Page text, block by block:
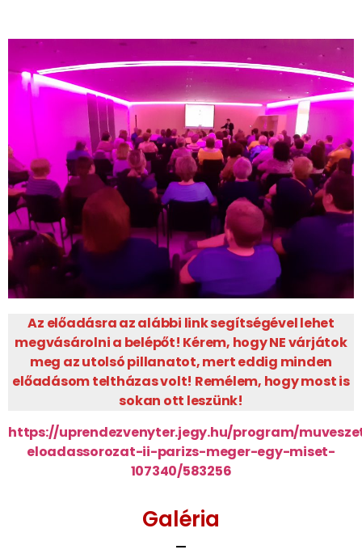
Az előadásra az alábbi link segítségével lehet
megvásárolni a belépőt! Kérem, hogy NE várjátok
meg az utolsó pillanatot, mert eddig minden
előadásom teltházas volt! Remélem, hogy most is
sokan ott leszünk!
https://uprendezvenyter.jegy.hu/program/
eloadassorozat-ii-parizs-meger-egy-miset-
107340/583256
Galéria